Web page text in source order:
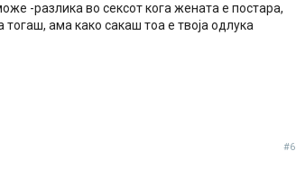
-разлика во сексот кога жената е постара,
ама како сакаш тоа е твоја одлука
#6